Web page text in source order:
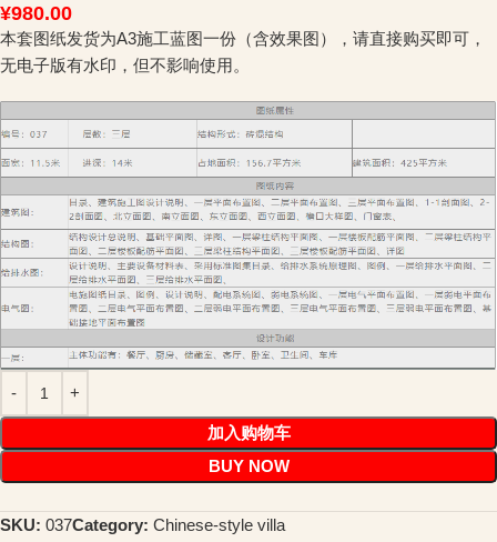
¥980.00
本套图纸发货为A3施工蓝图一份（含效果图），请直接购买即可，
无电子版有水印，但不影响使用。
加入购物车
BUY NOW
SKU: 037Category: Chinese-style villa